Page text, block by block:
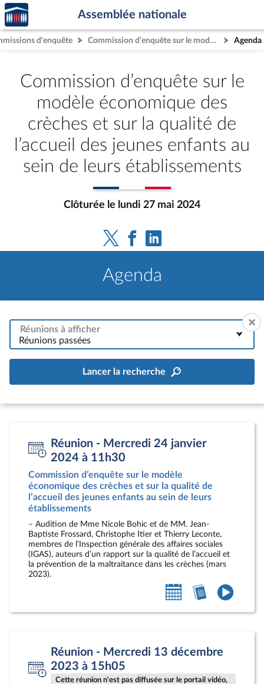
Aller au contenu
Aller en bas de la page
Accèder
à la
page
d'accueil
Assemblée nationale
d'enquête Commission d’enquête sur le modèle économique des crèches et sur la qualité de l’accueil des jeunes enfants au sein de leurs établissements Agenda
Commission d’enquête sur le
modèle économique des
crèches et sur la qualité de
l’accueil des jeunes enfants au
sein de leurs établissements
Clôturée le lundi 27 mai 2024
Agenda
Réunions à afficher
Réunions passées
Lancer la recherche
Réunion - Mercredi 24 janvier
2024 à 11h30
Commission d’enquête sur le modèle
économique des crèches et sur la qualité de
l’accueil des jeunes enfants au sein de leurs
établissements
– Audition de Mme Nicole Bohic et de MM. Jean-
Baptiste Frossard, Christophe Itier et Thierry Leconte,
membres de l’Inspection générale des affaires sociales
(IGAS), auteurs d’un rapport sur la qualité de l’accueil et
la prévention de la maltraitance dans les crèches (mars
2023).
Ajouter
au
Accéder
au
Réunion - Mercredi 13 décembre
2023 à 15h05
Cette réunion n'est pas diffusée sur le portail vidéo,